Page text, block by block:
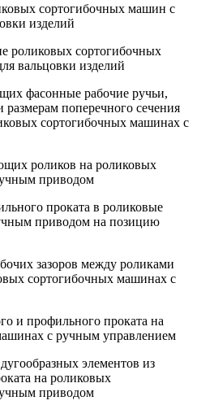
сортогибочных машин с
изделий
роликовых сортогибочных
вальцовки изделий
фасонные рабочие ручьи,
поперечного сечения
сортогибочных машинах с
роликов на роликовых
приводом
проката в роликовые
приводом на позицию
зазоров между роликами
сортогибочных машинах с
и профильного проката на
с ручным управлением
элементов из
на роликовых
приводом